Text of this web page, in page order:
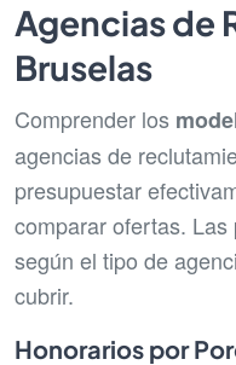
Agencias de
Bruselas
Comprender los
agencias de
presupuestar
comparar ofertas.
según el tipo de
cubrir.
Honorarios por